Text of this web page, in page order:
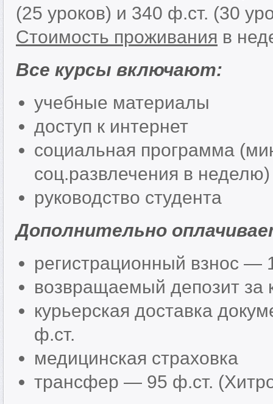
(25 уроков) и 340 ф.ст. (30
Стоимость проживания в
Все курсы включают:
учебные материалы
доступ к интернет
социальная программа
соц.развлечения в неделю)
руководство студента
Дополнительно
регистрационный взнос —
возвращаемый депозит за
курьерская доставка
ф.ст.
медицинская страховка
трансфер — 95 ф.ст.